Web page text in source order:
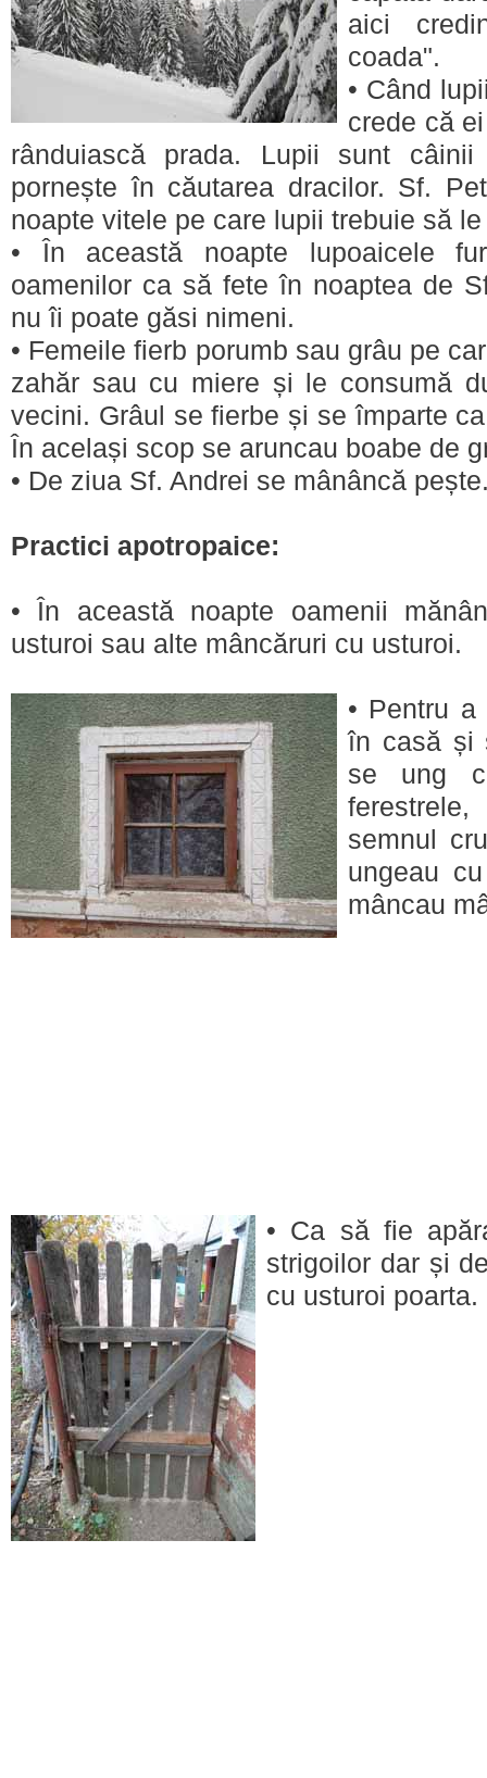
aici
coada".
• Când
crede că
rânduiască prada. Lupii sunt
pornește în căutarea dracilor. Sf.
noapte vitele pe care lupii trebuie să
• În această noapte lupoaicele
oamenilor ca să fete în noaptea de
nu îi poate găsi nimeni.
• Femeile fierb porumb sau grâu pe
zahăr sau cu miere și le consumă
vecini. Grâul se fierbe și se împarte
În același scop se aruncau boabe de
• De ziua Sf. Andrei se mânâncă
Practici apotropaice:
• În această noapte oamenii
usturoi sau alte mâncăruri cu usturoi.
• Pentru
în casă și
se ung
semnul
ungeau
mâncau
• Ca să fie
strigoilor dar și
cu usturoi poarta.